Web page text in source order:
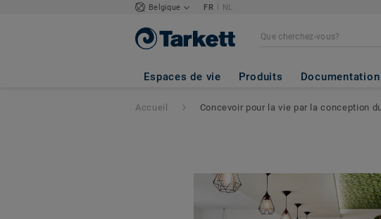
Belgique FR | NL
Espaces de vie Produits Documentation
Accueil Concevoir pour la vie par la conception